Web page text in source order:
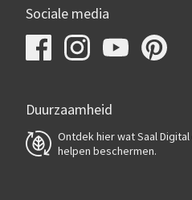
Sociale media
Duurzaamheid
Ontdek hier wat Saal
helpen beschermen.